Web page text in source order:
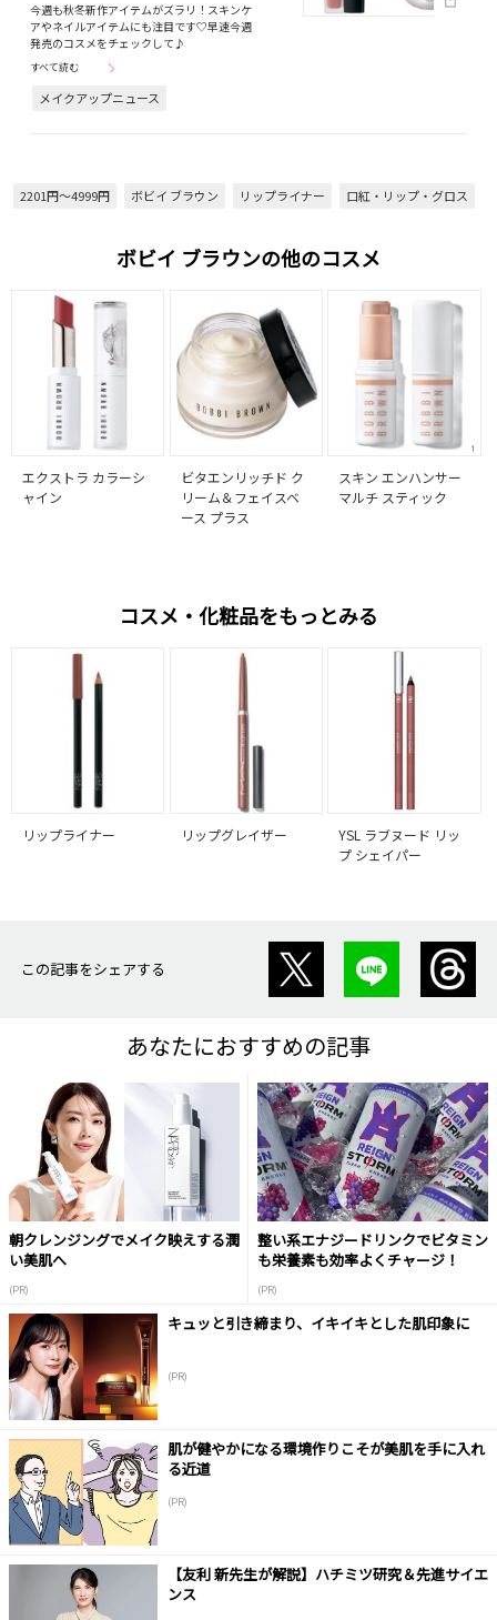
今週も秋冬新作アイテムがズラリ！スキンケ
アやネイルアイテムにも注目です♡早速今週
発売のコスメをチェックして♪
すべて読む
メイクアップニュース
2201円～4999円 ボビイ ブラウン リップライナー 口紅・リップ・グロス
ボビイ ブラウンの他のコスメ
エクストラ カラーシ
ャイン
ビタエンリッチド ク
リーム＆フェイスベ
ース プラス
スキン エンハンサー
マルチ スティック
コスメ・化粧品をもっとみる
リップライナー リップグレイザー
YSL ラブヌード リッ
プ シェイパー
この記事をシェアする
あなたにおすすめの記事
朝クレンジングでメイク映えする潤
い美肌へ
(PR)
整い系エナジードリンクでビタミン
も栄養素も効率よくチャージ！
(PR)
キュッと引き締まり、イキイキとした肌印象に
(PR)
肌が健やかになる環境作りこそが美肌を手に入れ
る近道
(PR)
【友利 新先生が解説】ハチミツ研究＆先進サイエ
ンス